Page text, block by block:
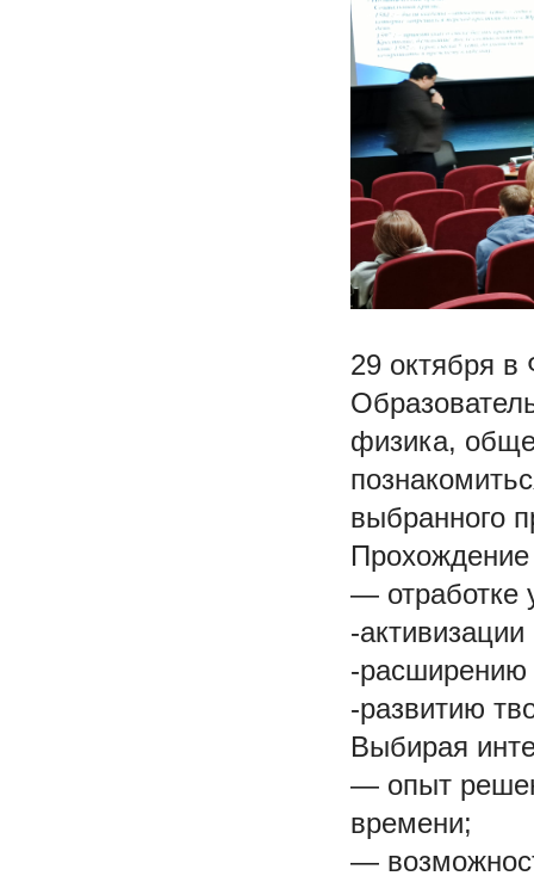
29 октября в
физика,
выбранного
— отработке
-
-расширению
-развитию
Выбирая
— опыт
времени;
—